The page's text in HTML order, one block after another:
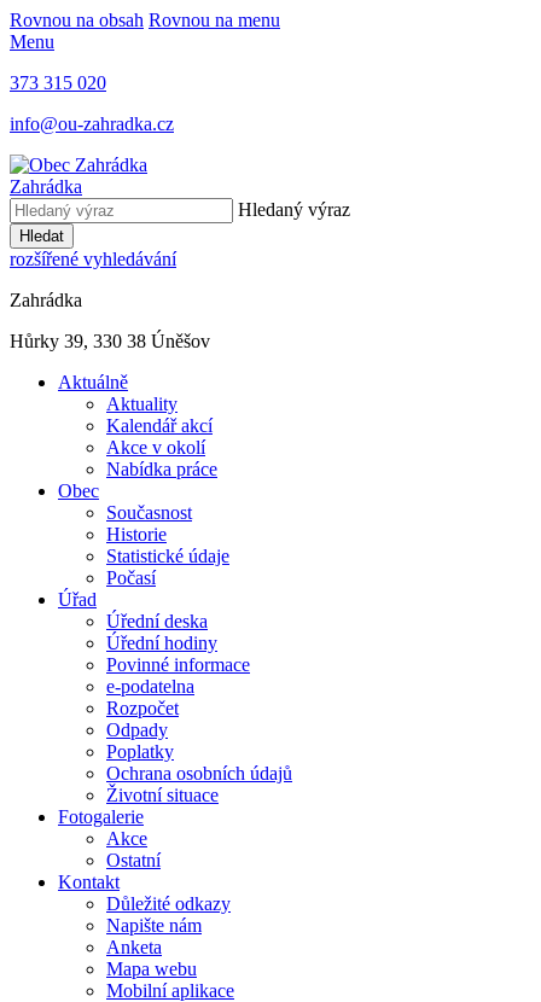
Rovnou na obsah Rovnou na menu
Menu
373 315 020
info@ou-zahradka.cz
Zahrádka
Hledaný výraz
Hledat
rozšířené vyhledávání
Zahrádka
Hůrky 39, 330 38 Úněšov
Aktuálně
Aktuality
Kalendář akcí
Akce v okolí
Nabídka práce
Obec
Současnost
Historie
Statistické údaje
Počasí
Úřad
Úřední deska
Úřední hodiny
Povinné informace
e-podatelna
Rozpočet
Odpady
Poplatky
Ochrana osobních údajů
Životní situace
Fotogalerie
Akce
Ostatní
Kontakt
Důležité odkazy
Napište nám
Anketa
Mapa webu
Mobilní aplikace